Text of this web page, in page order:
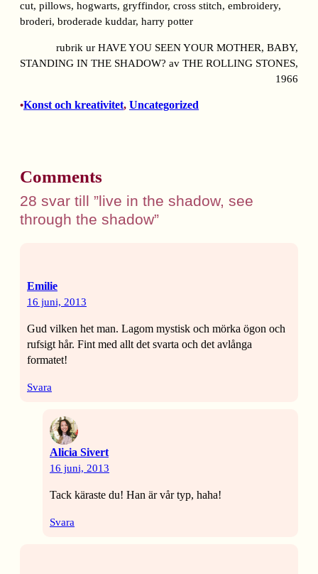
rubrik ur HAVE YOU SEEN YOUR MOTHER, BABY,
STANDING IN THE SHADOW? av THE ROLLING STONES,
1966
•Konst och kreativitet, Uncategorized
Comments
28 svar till ”live in the shadow, see
through the shadow”
Emilie
16 juni, 2013
Gud vilken het man. Lagom mystisk och mörka ögon och
rufsigt hår. Fint med allt det svarta och det avlånga
formatet!
Svara
Alicia Sivert
16 juni, 2013
Tack käraste du! Han är vår typ, haha!
Svara